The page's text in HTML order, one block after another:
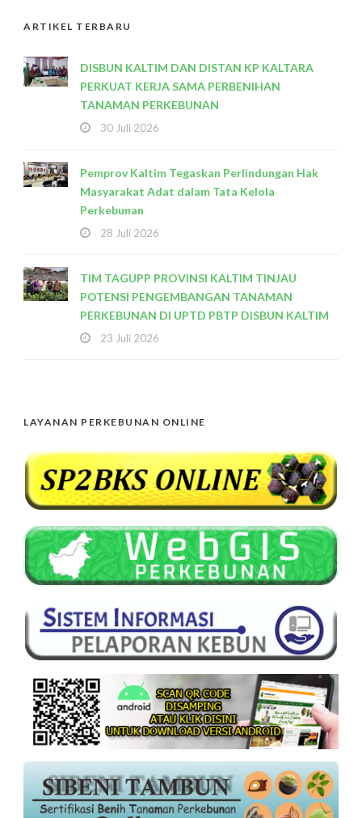
ARTIKEL TERBARU
DISBUN KALTIM DAN DISTAN KP KALTARA
PERKUAT KERJA SAMA PERBENIHAN
TANAMAN PERKEBUNAN
30 Juli 2026
Pemprov Kaltim Tegaskan Perlindungan Hak
Masyarakat Adat dalam Tata Kelola
Perkebunan
28 Juli 2026
TIM TAGUPP PROVINSI KALTIM TINJAU
POTENSI PENGEMBANGAN TANAMAN
PERKEBUNAN DI UPTD PBTP DISBUN KALTIM
23 Juli 2026
LAYANAN PERKEBUNAN ONLINE